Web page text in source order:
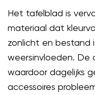
Het tafelblad is
materiaal dat
zonlicht en bestand
weersinvloeden. De
waardoor dagelijks
accessoires